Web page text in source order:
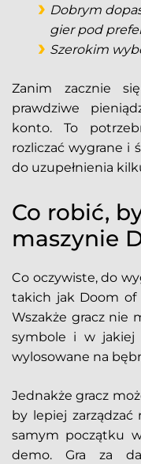
Dobrym
gier pod
Szerokim
Zanim zacznie
prawdziwe
konto. To
rozliczać wygrane i
do uzupełnienia
Co robić,
maszynie
Co oczywiste, do
takich jak Doom of
Wszakże gracz nie
symbole i w jakiej
wylosowane na
Jednakże gracz
by lepiej zarządzać
samym początku
demo. Gra za